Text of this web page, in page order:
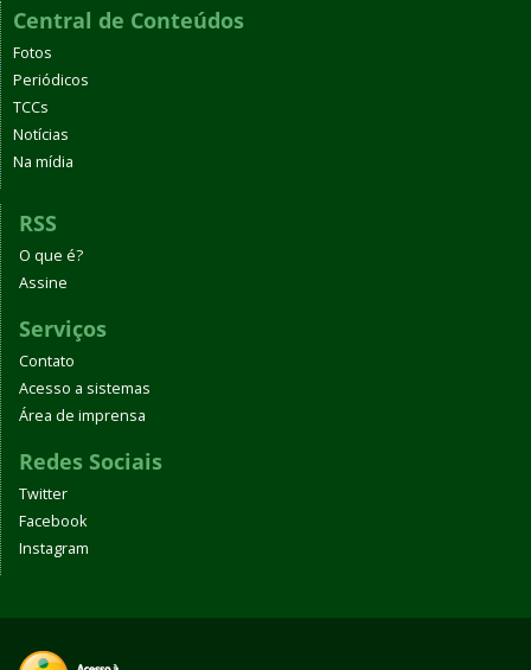
Central de Conteúdos
Fotos
Periódicos
TCCs
Notícias
Na mídia
RSS
O que é?
Assine
Serviços
Contato
Acesso a sistemas
Área de imprensa
Redes Sociais
Twitter
Facebook
Instagram